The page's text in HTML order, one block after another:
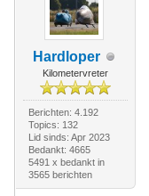
Hardloper
Kilometervreter
Berichten: 4.192
Topics: 132
Lid sinds: Apr 2023
Bedankt: 4665
5491 x bedankt in
3565 berichten